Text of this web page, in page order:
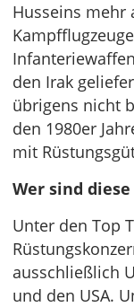
Husseins mehr
den Irak
übrigens nicht
den 1980er
mit
Wer sind
Unter den Top
ausschließlich
und den USA.